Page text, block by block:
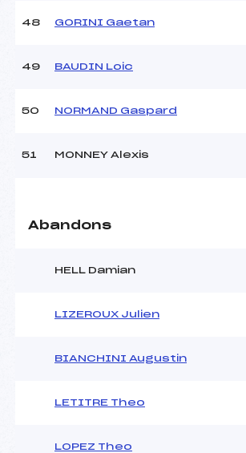
48 GORINI Gaetan
49 BAUDIN Loic
50 NORMAND Gaspard
51 MONNEY Alexis
Abandons
HELL Damian
LIZEROUX Julien
BIANCHINI Augustin
LETITRE Theo
LOPEZ Theo